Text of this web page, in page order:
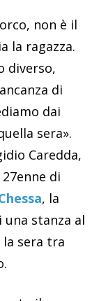
non è il
la ragazza.
diverso,
di
dai
sera».
Caredda,
di
, la
stanza al
la sera tra